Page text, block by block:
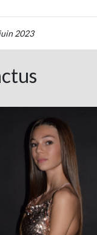
2023